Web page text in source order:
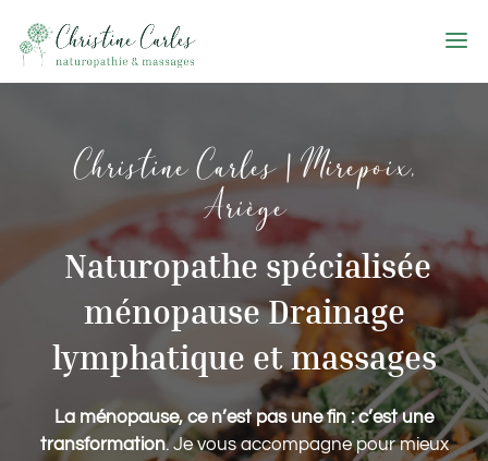
Christine Carles | Mirepoix,
Ariège
Naturopathe spécialisée
ménopause Drainage
lymphatique et massages
La ménopause, ce n’est pas une fin : c’est une
transformation. Je vous accompagne pour mieux